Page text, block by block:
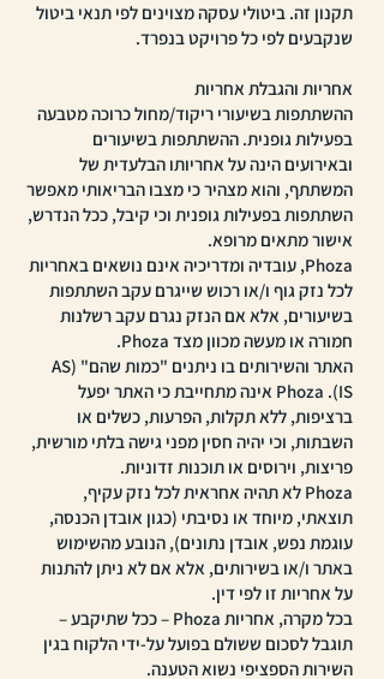
תקנון זה. ביטולי עסקה מצוינים לפי תנאי ביטול
שנקבעים לפי כל פרויקט בנפרד.
אחריות והגבלת אחריות
ההשתתפות בשיעורי ריקוד/מחול כרוכה מטבעה
בפעילות גופנית. ההשתתפות בשיעורים
ובאירועים הינה על אחריותו הבלעדית של
המשתתף, והוא מצהיר כי מצבו הבריאותי מאפשר
השתתפות בפעילות גופנית וכי קיבל, ככל הנדרש,
אישור מתאים מרופא.
Phoza, עובדיה ומדריכיה אינם נושאים באחריות
לכל נזק גוף ו/או רכוש שייגרם עקב השתתפות
בשיעורים, אלא אם הנזק נגרם עקב רשלנות
חמורה או מעשה מכוון מצד Phoza.
האתר והשירותים בו ניתנים "כמות שהם" (AS
IS). Phoza אינה מתחייבת כי האתר יפעל
ברציפות, ללא תקלות, הפרעות, כשלים או
השבתות, וכי יהיה חסין מפני גישה בלתי מורשית,
פריצות, וירוסים או תוכנות זדוניות.
Phoza לא תהיה אחראית לכל נזק עקיף,
תוצאתי, מיוחד או נסיבתי (כגון אובדן הכנסה,
עוגמת נפש, אובדן נתונים), הנובע מהשימוש
באתר ו/או בשירותים, אלא אם לא ניתן להתנות
על אחריות זו לפי דין.
בכל מקרה, אחריות Phoza – ככל שתיקבע –
תוגבל לסכום ששולם בפועל על-ידי הלקוח בגין
השירות הספציפי נשוא הטענה.